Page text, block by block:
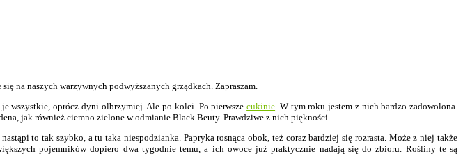
na naszych warzywnych podwyższanych grządkach. Zapraszam.
wszystkie, oprócz dyni olbrzymiej. Ale po kolei. Po pierwszecukinie . W tym roku jestem z nich bardzo zadowolona.
jak również ciemno zielone w odmianie Black Beuty. Prawdziwe z nich piękności.
to tak szybko, a tu taka niespodzianka. Papryka rosnąca obok, też coraz bardziej się rozrasta. Może z niej także
pojemników dopiero dwa tygodnie temu, a ich owoce już praktycznie nadają się do zbioru. Rośliny te są